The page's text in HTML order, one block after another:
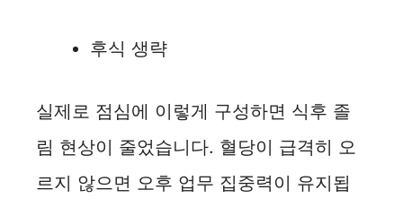
후식 생략
실제로 점심에 이렇게 구성하면 식후 졸
림 현상이 줄었습니다. 혈당이 급격히 오
르지 않으면 오후 업무 집중력이 유지됩